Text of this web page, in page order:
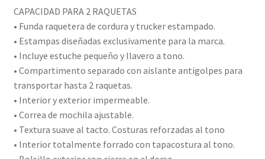
CAPACIDAD PARA 2 RAQUETAS
• Funda raquetera de cordura y trucker estampado.
• Estampas diseñadas exclusivamente para la marca.
• Incluye estuche pequeño y llavero a tono.
• Compartimento separado con aislante antigolpes para
transportar hasta 2 raquetas.
• Interior y exterior impermeable.
• Correa de mochila ajustable.
• Textura suave al tacto. Costuras reforzadas al tono
• Interior totalmente forrado con tapacostura al tono.